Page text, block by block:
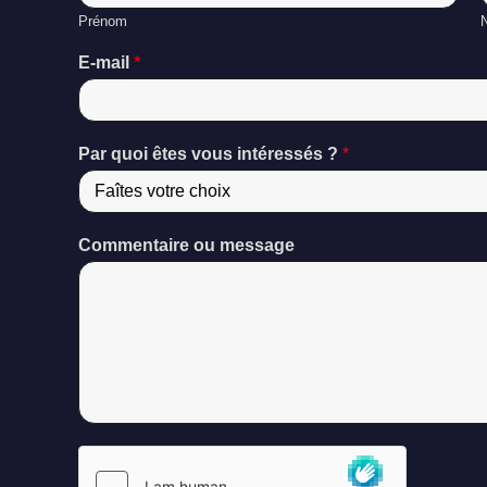
Prénom
E-mail *
Par quoi êtes vous intéressés ? *
Commentaire ou message